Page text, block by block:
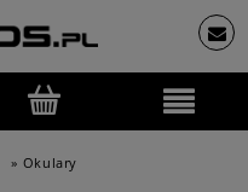
» Okulary